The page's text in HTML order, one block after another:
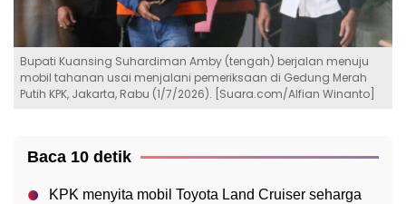
Bupati Kuansing Suhardiman Amby (tengah) berjalan menuju
mobil tahanan usai menjalani pemeriksaan di Gedung Merah
Putih KPK, Jakarta, Rabu (1/7/2026). [Suara.com/Alfian Winanto]
Baca 10 detik
KPK menyita mobil Toyota Land Cruiser seharga